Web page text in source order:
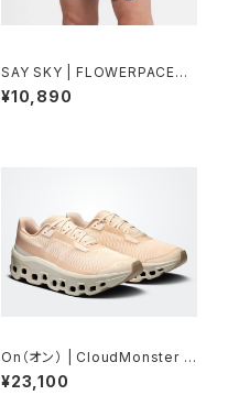
SAY SKY | FLOWERPACESH
ORTS5 | BLUEFLOWER | M
en
¥10,890
On（オン） | CloudMonster V
oid | Dew/Ivory | Women
¥23,100